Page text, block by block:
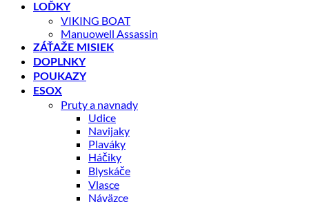
LOĎKY
VIKING BOAT
Manuowell Assassin
ZÁŤAŽE MISIEK
DOPLNKY
POUKAZY
ESOX
Pruty a navnady
Udice
Navijaky
Plaváky
Háčiky
Blyskáče
Vlasce
Náväzce